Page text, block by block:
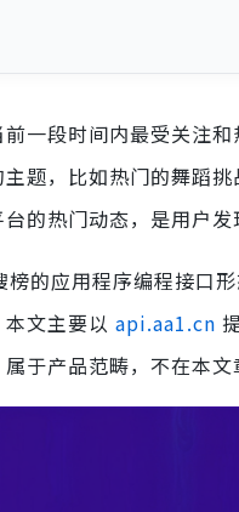
一段时间内最受关注
题，比如热门的舞蹈
的热门动态，是用户发
榜的应用程序编程接口
文主要以 api.aa1.cn
于产品范畴，不在本文